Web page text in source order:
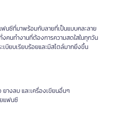
นซีที่มาพร้อมกับลายที่เป็นแบบคละลาย
คนทำงานที่ต้องการความสดใสในทุกวัน
บียบเรียบร้อยและมีสไตล์มากยิ่งขึ้น
ยางลบ และเครื่องเขียนอื่นๆ
แฟนซี